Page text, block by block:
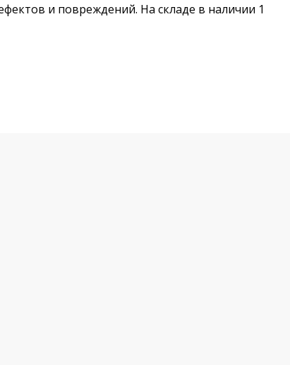
и повреждений. На складе в наличии 1